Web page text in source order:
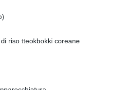
riso tteokbokki coreane